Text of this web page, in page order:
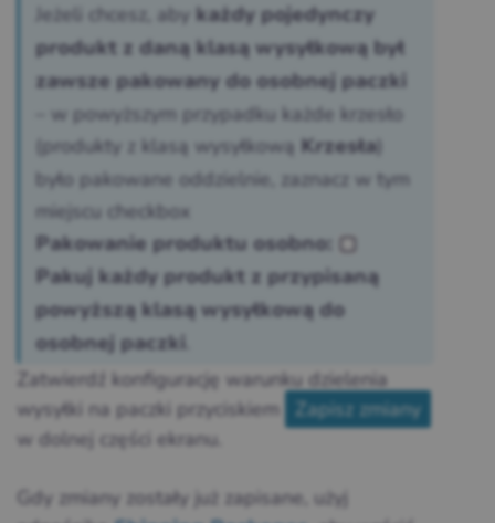
Jeżeli chcesz, aby każdy pojedynczy
produkt z daną klasą wysyłkową był
zawsze pakowany do osobnej paczki
– w powyższym przypadku każde krzesło
(produkty z klasą wysyłkową Krzesła)
było pakowane oddzielnie, zaznacz w tym
miejscu checkbox
Pakowanie produktu osobno:
▢
Pakuj każdy produkt z przypisaną
powyższą klasą wysyłkową do
osobnej paczki
Zatwierdź konfigurację warunku dzielenia
wysyłki na paczki przyciskiem
Zapisz zmiany
w dolnej części ekranu.
Gdy zmiany zostały już zapisane, użyj